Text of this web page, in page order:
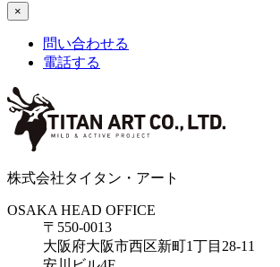
×
問い合わせる
電話する
株式会社タイタン・アート
OSAKA HEAD OFFICE
〒550-0013
大阪府大阪市西区新町1丁目28-11